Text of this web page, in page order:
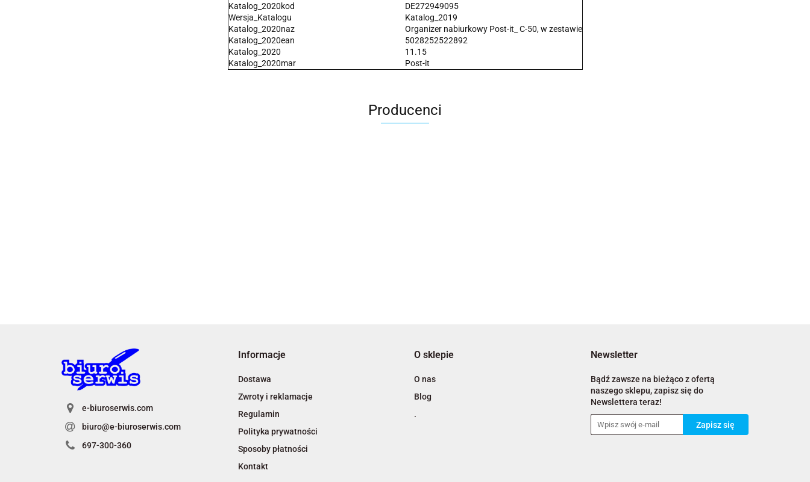
Katalog_2020kod
DE272949095
Wersja_Katalogu
Katalog_2019
Katalog_2020naz
Organizer nabiurkowy Post-it_ C-50, w zestawie
Katalog_2020ean
5028252522892
Katalog_2020
11.15
Katalog_2020mar
Post-it
Producenci
A4 Tech
e-biuroserwis.com
biuro@e-biuroserwis.com
697-300-360
Informacje
Dostawa
Zwroty i reklamacje
Regulamin
Polityka prywatności
Sposoby płatności
Kontakt
O sklepie
O nas
Blog
.
Newsletter
Bądź zawsze na bieżąco z ofertą
naszego sklepu, zapisz się do
Newslettera teraz!